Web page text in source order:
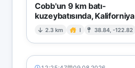
Cobb'un 9 km batı-
kuzeybatısında, Kaliforniya
2.3 km I 38.84, -122.82